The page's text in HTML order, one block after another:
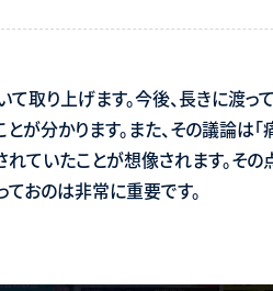
り上げます。今後、長きに渡っ
分かります。また、その議論は「
れていたことが想像されます。そ
おのは非常に重要です。